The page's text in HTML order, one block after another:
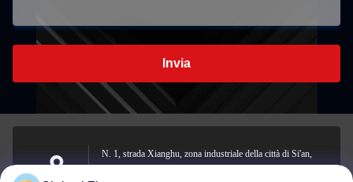
Invia
N. 1, strada Xianghu, zona industriale della città di Si'an,